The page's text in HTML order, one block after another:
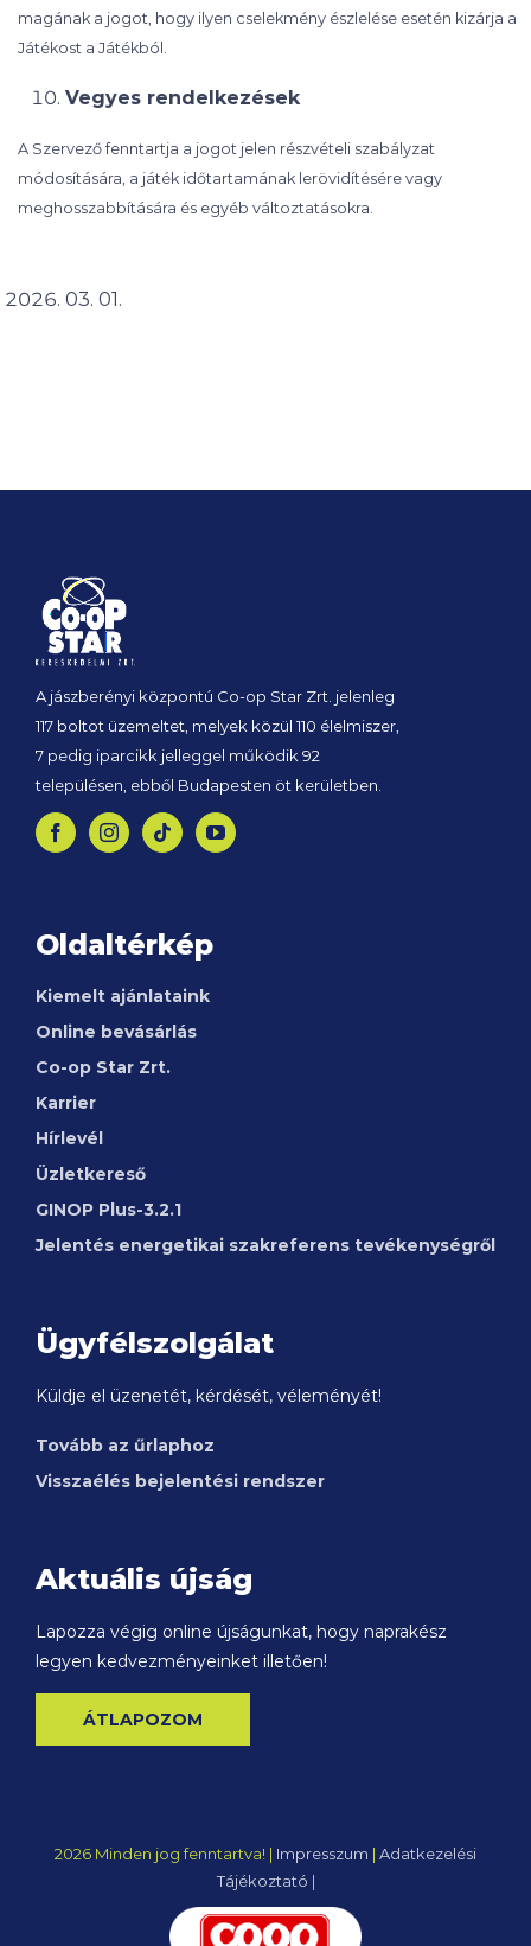
magának a jogot, hogy ilyen cselekmény észlelése esetén kizárja a
Játékost a Játékból.
Vegyes rendelkezések
A Szervező fenntartja a jogot jelen részvételi szabályzat
módosítására, a játék időtartamának lerövidítésére vagy
meghosszabbítására és egyéb változtatásokra.
03. 01.
A jászberényi központú Co-op Star Zrt. jelenleg
117 boltot üzemeltet, melyek közül 110 élelmiszer,
7 pedig iparcikk jelleggel működik 92
településen, ebből Budapesten öt kerületben.
Oldaltérkép
Kiemelt ajánlataink
Online bevásárlás
Co-op Star Zrt.
Karrier
Hírlevél
Üzletkereső
GINOP Plus-3.2.1
Jelentés energetikai szakreferens tevékenységről
Ügyfélszolgálat
Küldje el üzenetét, kérdését, véleményét!
Tovább az űrlaphoz
Visszaélés bejelentési rendszer
Aktuális újság
Lapozza végig online újságunkat, hogy naprakész
legyen kedvezményeinket illetően!
ÁTLAPOZOM
2026 Minden jog fenntartva! | Impresszum | Adatkezelési
Tájékoztató |